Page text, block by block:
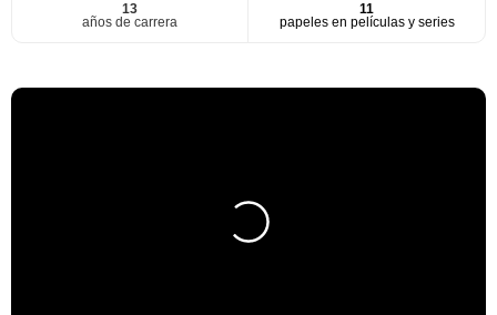
13
años de carrera
11
papeles en películas y series